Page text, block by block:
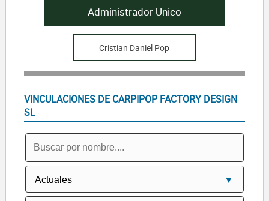
Administrador Unico
Cristian Daniel Pop
VINCULACIONES DE CARPIPOP FACTORY DESIGN
SL